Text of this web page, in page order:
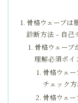
骨格ウェーブは
診断方法 – 自己
骨格ウェーブ
理解必須ポイ
骨格ウェ
チェック
骨格ウェ